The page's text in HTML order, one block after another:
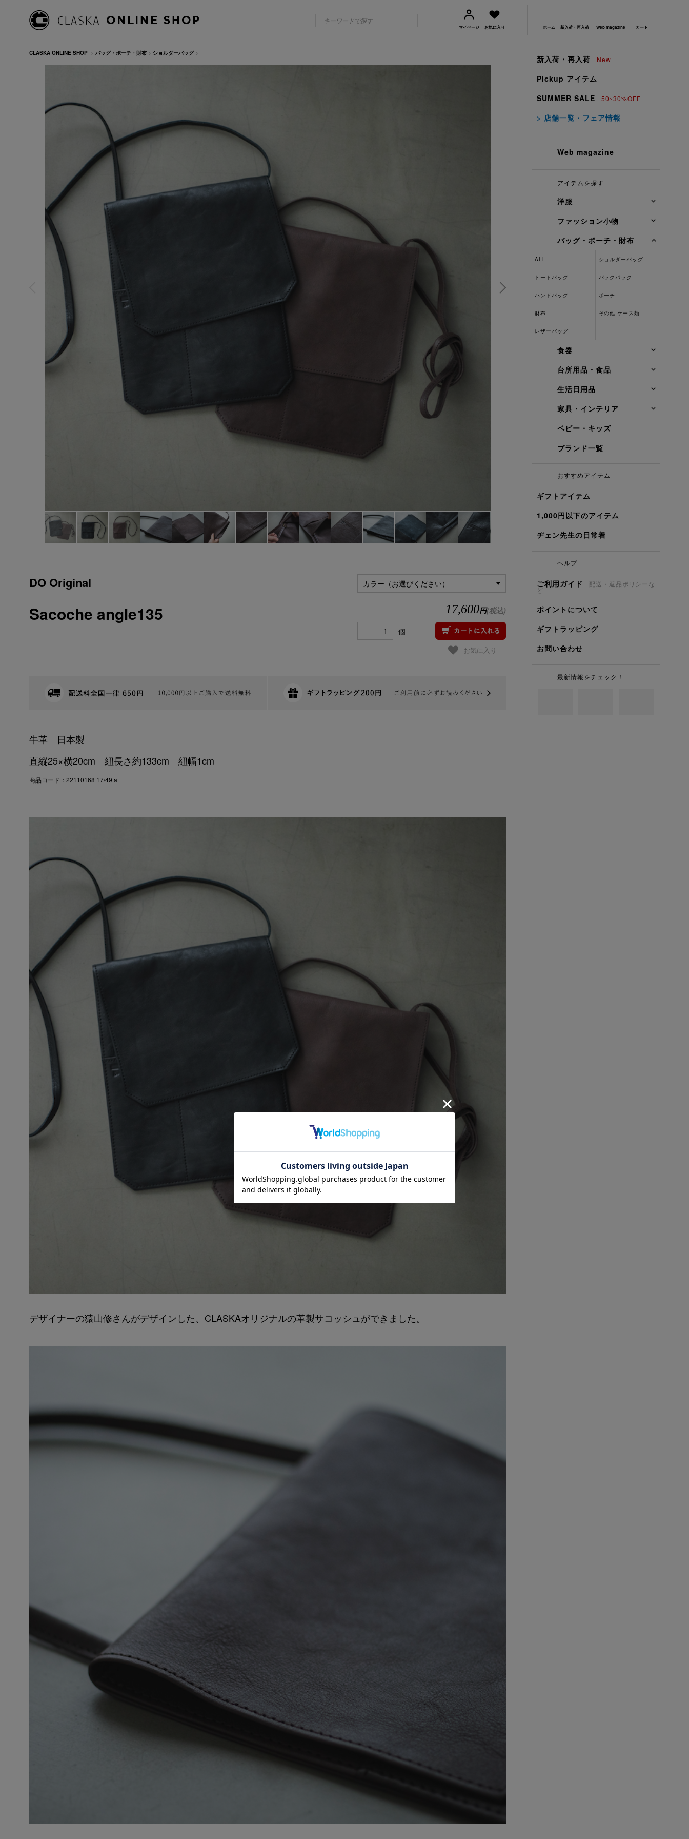
マイページ お気に入り ホーム 新入荷・再入荷 Web magazine カート
新入荷・再入荷 New
Pickup アイテム
SUMMER SALE
50~30%OFF
> 店舗一覧・フェア情報
Web magazine
アイテムを探す
洋服
ファッション小物
バッグ・ポーチ・財布
ALL ショルダーバッグ
トートバッグ バックパック
ハンドバッグ ポーチ
財布 その他 ケース類
レザーバッグ
食器
台所用品・食品
生活日用品
家具・インテリア
ベビー・キッズ
ブランド一覧
おすすめアイテム
ギフトアイテム
1,000円以下のアイテム
ヂェン先生の日常着
ヘルプ
ご利用ガイド 配送・返品ポリシーな
ど
ポイントについて
ギフトラッピング
お問い合わせ
最新情報をチェック！
CLASKA ONLINE SHOP > バッグ・ポーチ・財布 > ショルダーバッグ>
DO Original
Sacoche angle135
カラー（お選びください）
17,600円(税込)
個
お気に入り
牛革 日本製
直縦25×横20cm 紐長さ約133cm 紐幅1cm
商品コード：22110168 17/49 a
デザイナーの猿山修さんがデザインした、CLASKAオリジナルの革製サコッシュができました。